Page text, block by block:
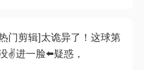
门剪辑]太诡异了！这球第
没✌️进一脸⬅️疑惑，